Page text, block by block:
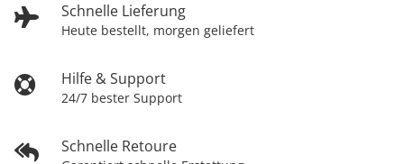
Schnelle Lieferung
Heute bestellt, morgen geliefert
Hilfe & Support
24/7 bester Support
Schnelle Retoure